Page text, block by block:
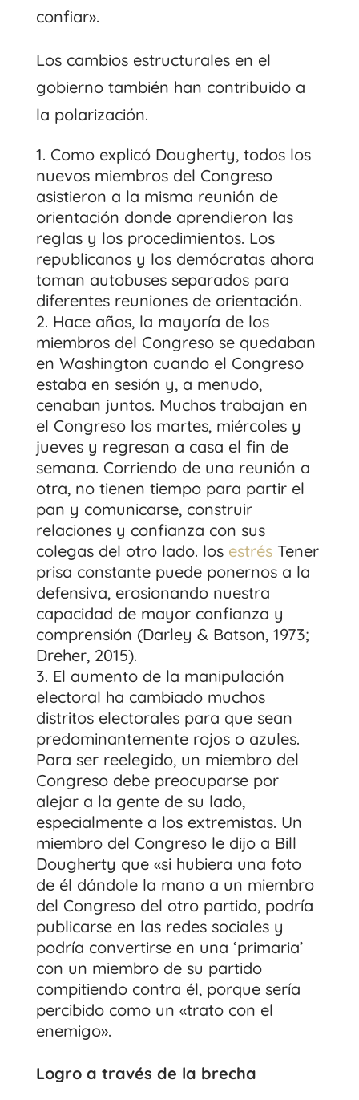
confiar».
Los cambios estructurales en el
gobierno también han contribuido a
la polarización.
Como explicó Dougherty, todos los
nuevos miembros del Congreso
asistieron a la misma reunión de
orientación donde aprendieron las
reglas y los procedimientos. Los
republicanos y los demócratas ahora
toman autobuses separados para
diferentes reuniones de orientación.
Hace años, la mayoría de los
miembros del Congreso se quedaban
en Washington cuando el Congreso
estaba en sesión y, a menudo,
cenaban juntos. Muchos trabajan en
el Congreso los martes, miércoles y
jueves y regresan a casa el fin de
semana. Corriendo de una reunión a
otra, no tienen tiempo para partir el
pan y comunicarse, construir
relaciones y confianza con sus
colegas del otro lado. los estrésTener
prisa constante puede ponernos a la
defensiva, erosionando nuestra
capacidad de mayor confianza y
comprensión (Darley & Batson, 1973;
Dreher, 2015).
El aumento de la manipulación
electoral ha cambiado muchos
distritos electorales para que sean
predominantemente rojos o azules.
Para ser reelegido, un miembro del
Congreso debe preocuparse por
alejar a la gente de su lado,
especialmente a los extremistas. Un
miembro del Congreso le dijo a Bill
Dougherty que «si hubiera una foto
de él dándole la mano a un miembro
del Congreso del otro partido, podría
publicarse en las redes sociales y
podría convertirse en una ‘primaria’
con un miembro de su partido
compitiendo contra él, porque sería
percibido como un «trato con el
enemigo».
Logro a través de la brecha